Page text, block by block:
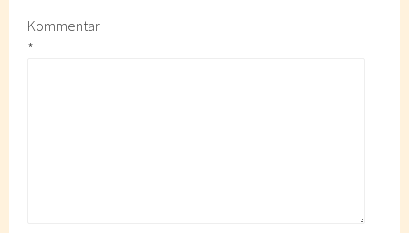
Kommentar
*